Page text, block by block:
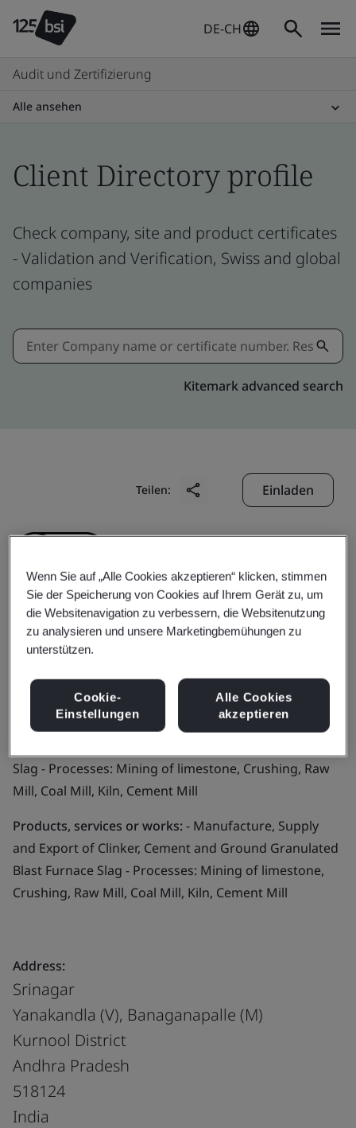
DE-CH
Audit und Zertifizierung
Alle ansehen
Client Directory profile
Check company, site and product certificates
- Validation and Verification, Swiss and global
companies
Kitemark advanced search
Teilen: Einladen
Sree Jayajothi Cements
Private Ltd.
Business scope:- Manufacture, Supply and Export of
Slag - Processes: Mining of limestone, Crushing, Raw
Mill, Coal Mill, Kiln, Cement Mill
Products, services or works:- Manufacture, Supply
and Export of Clinker, Cement and Ground Granulated
Blast Furnace Slag - Processes: Mining of limestone,
Crushing, Raw Mill, Coal Mill, Kiln, Cement Mill
Address:
Srinagar
Yanakandla (V), Banaganapalle (M)
Kurnool District
Andhra Pradesh
518124
India
Wenn Sie auf „Alle Cookies akzeptieren“ klicken, stimmen
Sie der Speicherung von Cookies auf Ihrem Gerät zu, um
die Websitenavigation zu verbessern, die Websitenutzung
zu analysieren und unsere Marketingbemühungen zu
unterstützen.
Cookie-
Einstellungen
Alle Cookies
akzeptieren